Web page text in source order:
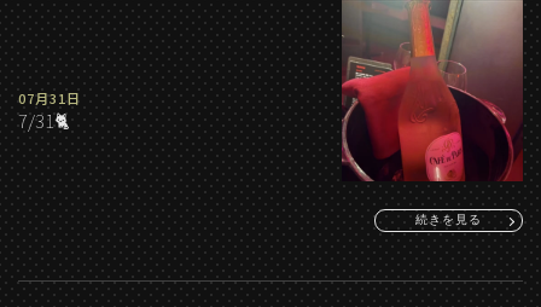
07月31日
7/31🐈
続きを見る